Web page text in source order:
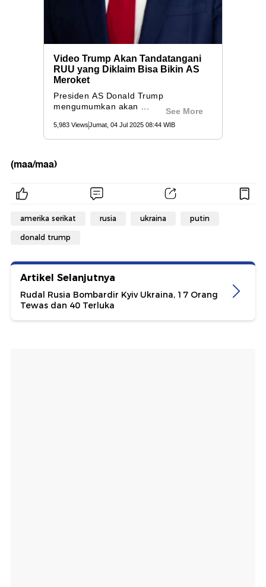
(maa/maa)
amerika serikat rusia ukraina putin
donald trump
Artikel Selanjutnya
Rudal Rusia Bombardir Kyiv Ukraina, 17 Orang
Tewas dan 40 Terluka